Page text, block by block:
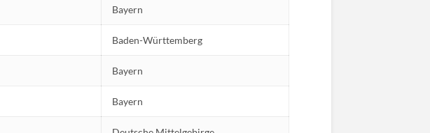
Bayern
Baden-Württemberg
Bayern
Bayern